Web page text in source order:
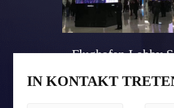
Flughafen Lobby
IN KONTAKT